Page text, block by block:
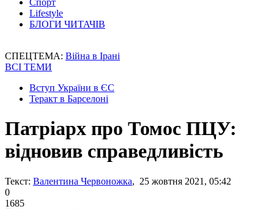
Спорт
Lifestyle
БЛОГИ ЧИТАЧІВ
СПЕЦТЕМА: Війна в Ірані
ВСІ ТЕМИ
Вступ України в ЄС
Теракт в Барселоні
Патріарх про Томос ПЦУ:
відновив справедливість
Текст: Валентина Червоножка, 25 жовтня 2021, 05:42
0
1685